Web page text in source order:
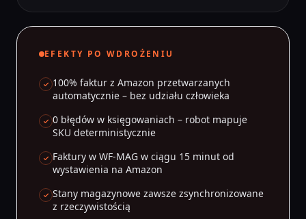
EFEKTY PO WDROŻENIU
100% faktur z Amazon przetwarzanych
automatycznie – bez udziału człowieka
0 błędów w księgowaniach – robot mapuje
SKU deterministycznie
Faktury w WF-MAG w ciągu 15 minut od
wystawienia na Amazon
Stany magazynowe zawsze zsynchronizowane
z rzeczywistością